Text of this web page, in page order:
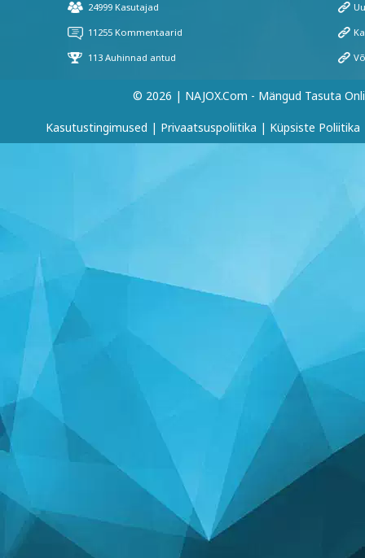
© 2026 | NAJOX.com - Mängud Tasuta
Kasutustingimused | Privaatsuspoliitika | Küpsiste Poliitika